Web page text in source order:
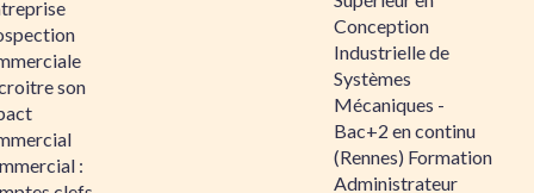
son
:
Conception
Industrielle de
Systèmes
Mécaniques -
Bac+2 en continu
(Rennes) Formation
Administrateur